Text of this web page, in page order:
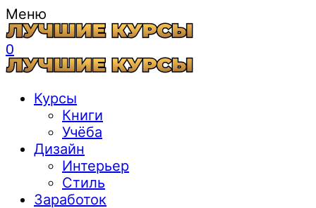
Меню
0
Курсы
Книги
Учёба
Дизайн
Интерьер
Стиль
Заработок